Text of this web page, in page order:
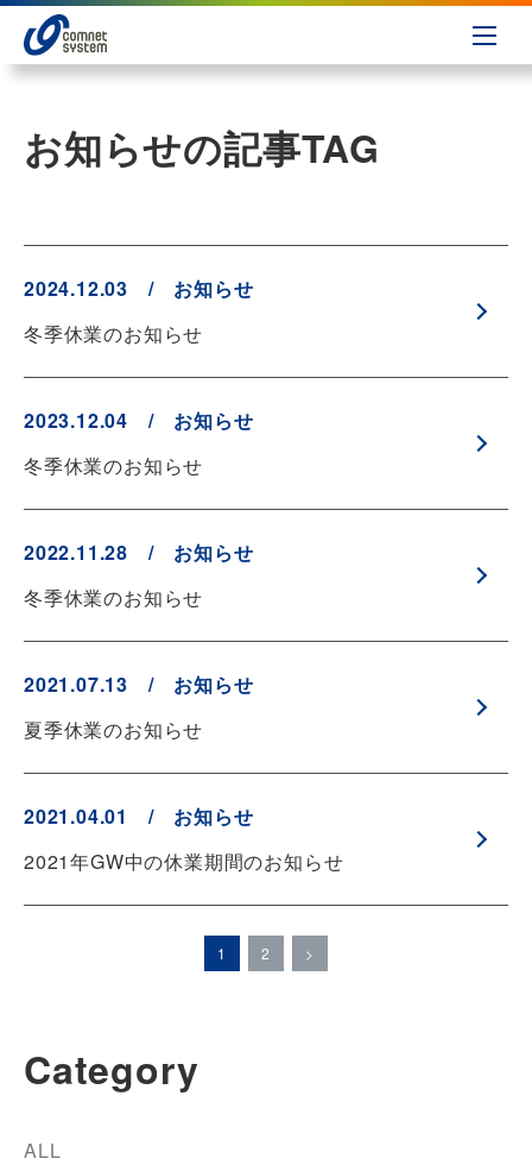
お知らせの記事TAG
2024.12.03 / お知らせ
冬季休業のお知らせ
2023.12.04 / お知らせ
冬季休業のお知らせ
2022.11.28 / お知らせ
冬季休業のお知らせ
2021.07.13 / お知らせ
夏季休業のお知らせ
2021.04.01 / お知らせ
2021年GW中の休業期間のお知らせ
1 2 >
Category
ALL